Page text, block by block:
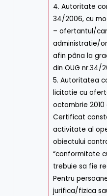
4. Autoritate
34/2006, cu
– ofertantul/
administratie/
afin pâna la
din OUG
5. Autoritatea
licitatie cu
octombrie 2010
Certificat
activitate al
obiectului
“conformitate
trebuie sa fie
Pentru
jurifica/fizica